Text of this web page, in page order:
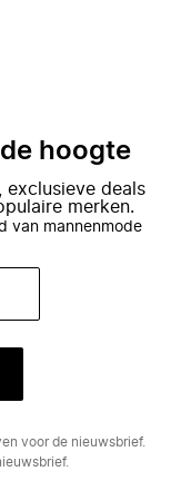
hoogte
exclusieve deals
merken.
van mannenmode
voor de nieuwsbrief.